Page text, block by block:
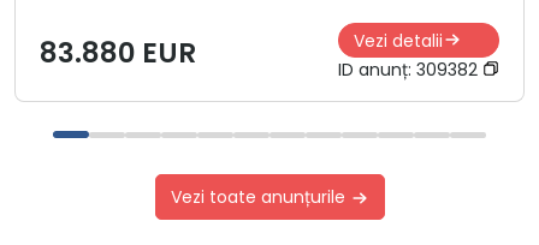
83.880 EUR
Vezi detalii
ID anunț: 309382
Vezi toate anunțurile